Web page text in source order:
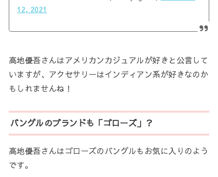
12, 2021
高地優吾さんはアメリカンカジュアルが好きと公言して
いますが、アクセサリーはインディアン系が好きなのか
もしれませんね！
バングルのブランドも「ゴローズ」？
高地優吾さんはゴローズのバングルもお気に入りのよう
です。